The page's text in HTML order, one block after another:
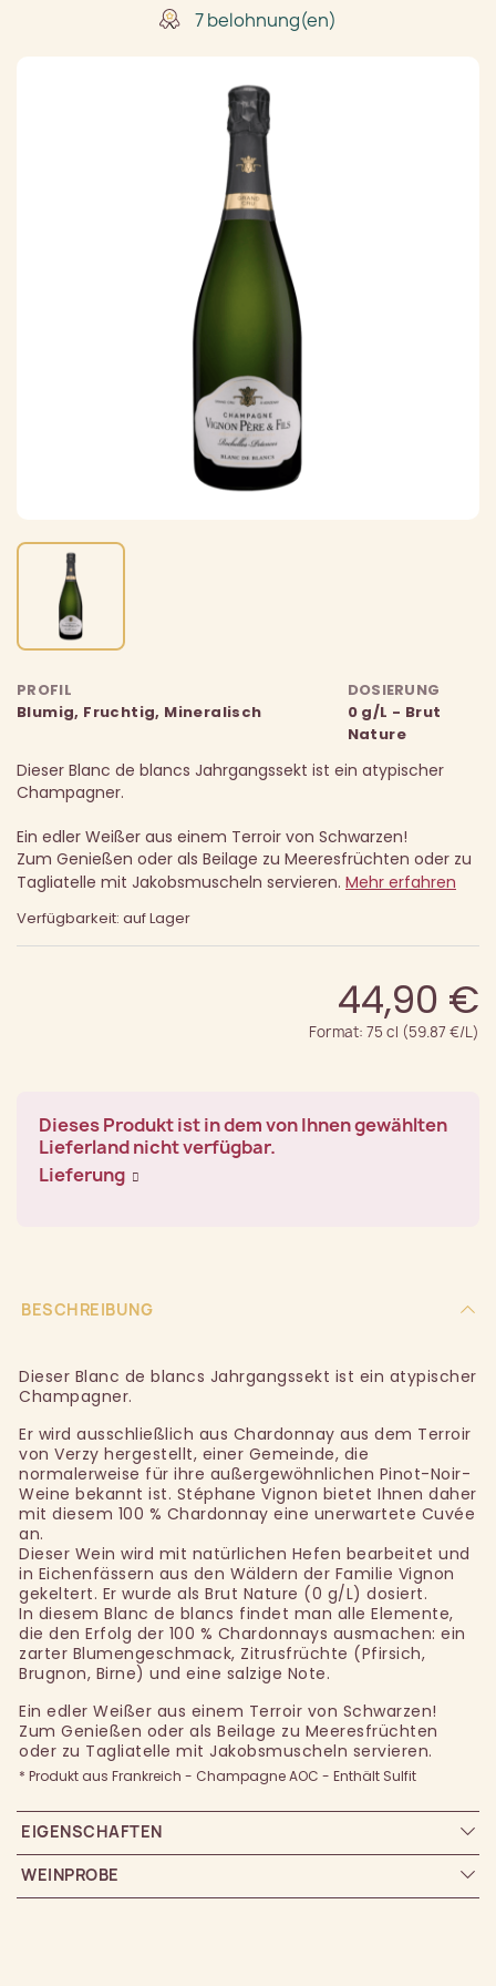
7 belohnung(en)
PROFIL
Blumig, Fruchtig, Mineralisch
DOSIERUNG
0 g/L - Brut
Nature
Dieser Blanc de blancs Jahrgangssekt ist ein atypischer
Champagner.
Ein edler Weißer aus einem Terroir von Schwarzen!
Zum Genießen oder als Beilage zu Meeresfrüchten oder zu
Tagliatelle mit Jakobsmuscheln servieren. Mehr erfahren
Verfügbarkeit: auf Lager
44,90 €
Format: 75 cl (59.87 €/L)
Dieses Produkt ist in dem von Ihnen gewählten
Lieferland nicht verfügbar.
Lieferung
BESCHREIBUNG
Dieser Blanc de blancs Jahrgangssekt ist ein atypischer
Champagner.
Er wird ausschließlich aus Chardonnay aus dem Terroir
von Verzy hergestellt, einer Gemeinde, die
normalerweise für ihre außergewöhnlichen Pinot-Noir-
Weine bekannt ist. Stéphane Vignon bietet Ihnen daher
mit diesem 100 % Chardonnay eine unerwartete Cuvée
an.
Dieser Wein wird mit natürlichen Hefen bearbeitet und
in Eichenfässern aus den Wäldern der Familie Vignon
gekeltert. Er wurde als Brut Nature (0 g/L) dosiert.
In diesem Blanc de blancs findet man alle Elemente,
die den Erfolg der 100 % Chardonnays ausmachen: ein
zarter Blumengeschmack, Zitrusfrüchte (Pfirsich,
Brugnon, Birne) und eine salzige Note.
Ein edler Weißer aus einem Terroir von Schwarzen!
Zum Genießen oder als Beilage zu Meeresfrüchten
oder zu Tagliatelle mit Jakobsmuscheln servieren.
* Produkt aus Frankreich - Champagne AOC - Enthält Sulfit
EIGENSCHAFTEN
WEINPROBE